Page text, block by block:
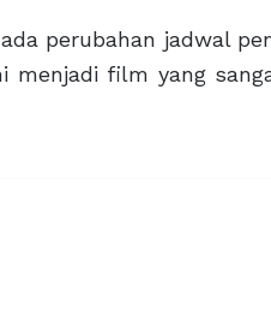
jadwal
menjadi film yang